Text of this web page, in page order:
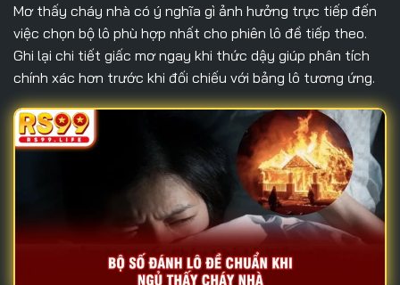
Mơ thấy cháy nhà có ý nghĩa gì ảnh hưởng trực tiếp đến
việc chọn bộ lô phù hợp nhất cho phiên lô đề tiếp theo.
Ghi lại chi tiết giấc mơ ngay khi thức dậy giúp phân tích
chính xác hơn trước khi đối chiếu với bảng lô tương ứng.